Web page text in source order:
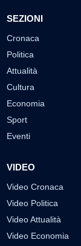
SEZIONI
Cronaca
Politica
Attualità
Cultura
Economia
Sport
Eventi
VIDEO
Video Cronaca
Video Politica
Video Attualità
Video Economia